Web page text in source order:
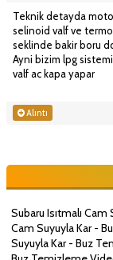
Teknik detayda
selinoid valf ve
seklinde bakir boru
Ayni bizim lpg
valf ac kapa yapar
Alıntı
Subaru Isıtmalı
Cam Suyuyla Kar -
Suyuyla Kar - Buz